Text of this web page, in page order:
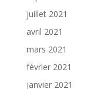
juillet 2021
avril 2021
mars 2021
février 2021
janvier 2021